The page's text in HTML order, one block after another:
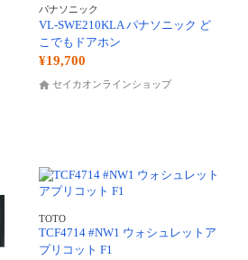
パナソニック
VL-SWE210KLA パナソニック ど
こでもドアホン
¥19,700
セイカオンラインショップ
TOTO
TCF4714 #NW1 ウォシュレットア
プリコット F1